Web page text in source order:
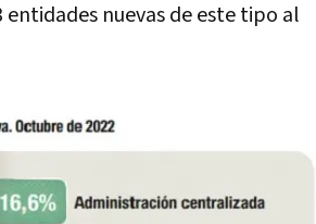
nuevas de este tipo al